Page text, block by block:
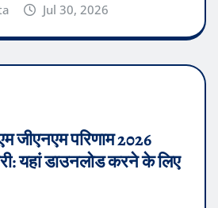
Jul 30, 2026
जीएनएम परिणाम 2026
यहां डाउनलोड करने के लिए